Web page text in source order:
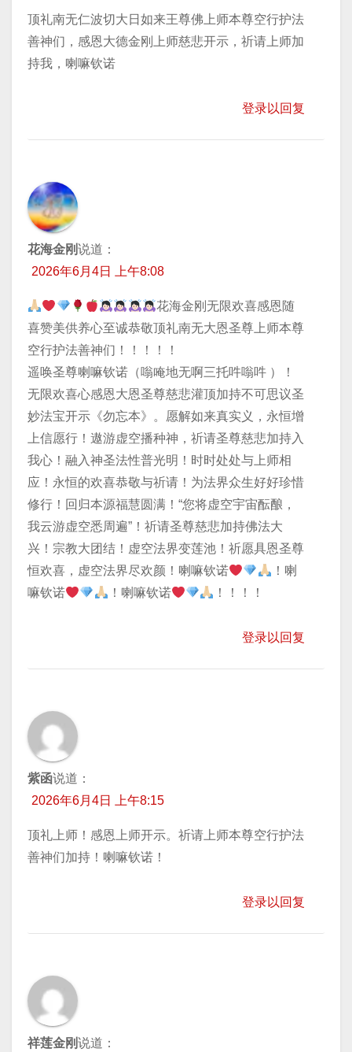
顶礼南无仁波切大日如来王尊佛上师本尊空行护法
善神们，感恩大德金刚上师慈悲开示，祈请上师加
持我，喇嘛钦诺
登录以回复
花海金刚说道：
2026年6月4日 上午8:08
花海金刚无限欢喜感恩随
喜赞美供养心至诚恭敬顶礼南无大恩圣尊上师本尊
空行护法善神们！！！！！
遥唤圣尊喇嘛钦诺（嗡唵地无啊三托吽嗡吽 ）！
无限欢喜心感恩大恩圣尊慈悲灌顶加持不可思议圣
妙法宝开示《勿忘本》。愿解如来真实义，永恒增
上信愿行！遨游虚空播种神，祈请圣尊慈悲加持入
我心！融入神圣法性普光明！时时处处与上师相
应！永恒的欢喜恭敬与祈请！为法界众生好好珍惜
修行！回归本源福慧圆满！“您将虚空宇宙酝酿，
我云游虚空悉周遍”！祈请圣尊慈悲加持佛法大
兴！宗教大团结！虚空法界变莲池！祈愿具恩圣尊
恒欢喜，虚空法界尽欢颜！喇嘛钦诺
！喇
嘛钦诺
！喇嘛钦诺 ！！！！
登录以回复
紫函说道：
2026年6月4日 上午8:15
顶礼上师！感恩上师开示。祈请上师本尊空行护法
善神们加持！喇嘛钦诺！
登录以回复
祥莲金刚说道：